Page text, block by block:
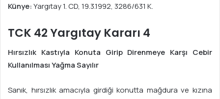
Künye:Yargıtay 1. CD, 19.3.1992, 3286/631 K.
TCK 42 Yargıtay Kararı 4
Hırsızlık Kastıyla Konuta Girip Direnmeye Karşı Cebir
Kullanılması Yağma Sayılır
Sanık, hırsızlık amacıyla girdiği konutta mağdura ve kızına